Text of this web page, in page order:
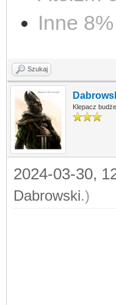
Inne 8%
Szukaj
Klepacz
2024-03-30,
Dabrowski.)